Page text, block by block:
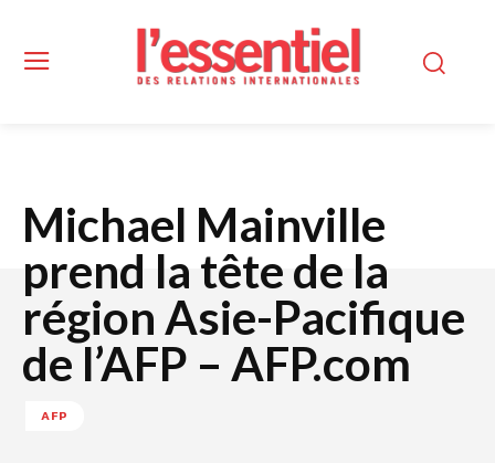
Michael Mainville
prend la tête de la
région Asie-Pacifique
de l’AFP – AFP.com
AFP